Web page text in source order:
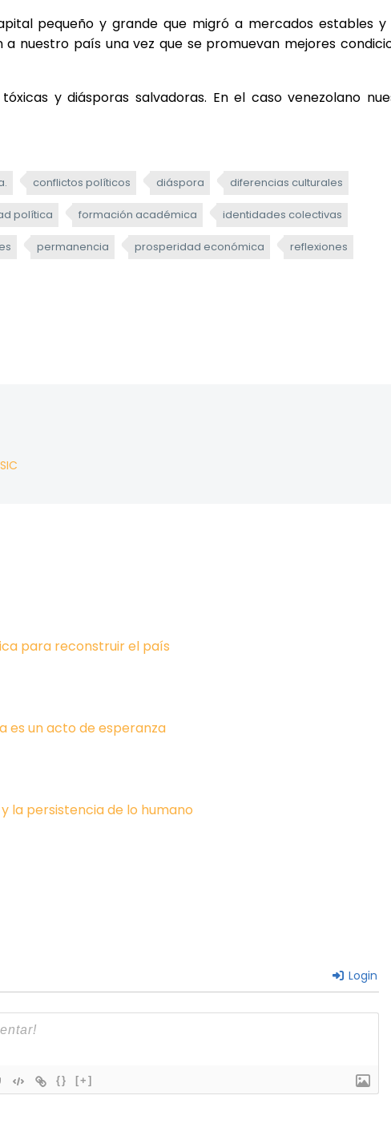
pequeño y grande que migró a mercados estables y
nuestro país una vez que se promuevan mejores
y diásporas salvadoras. En el caso venezolano
conflictos políticos diáspora diferencias culturales
política formación académica identidades colectivas
permanencia prosperidad económica reflexiones
para reconstruir el país
es un acto de esperanza
la persistencia de lo humano
Login
{} [+]